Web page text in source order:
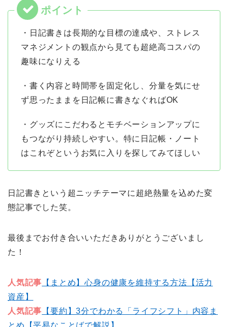
・日記書きは長期的な目標の達成や、ストレス
マネジメントの観点から見ても超絶高コスパの
趣味になりえる
・書く内容と時間帯を固定化し、分量を気にせ
ず思ったままを日記帳に書きなぐればOK
・グッズにこだわるとモチベーションアップに
もつながり持続しやすい。特に日記帳・ノート
はこれぞというお気に入りを探してみてほしい
日記書きという超ニッチテーマに超絶熱量を込めた変
態記事でした笑。
最後までお付き合いいただきありがとうございまし
た！
人気記事 【まとめ】心身の健康を維持する方法【活力
資産】
人気記事 【要約】3分でわかる「ライフシフト」内容ま
とめ【平易なことばで解説】